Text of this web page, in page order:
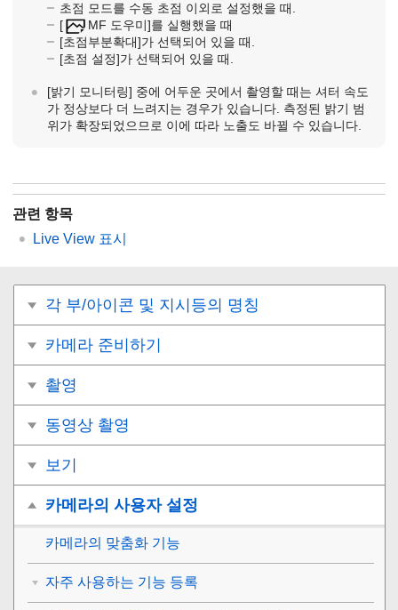
초점 모드를 수동 초점 이외로 설정했을 때.
[
MF 도우미]를 실행했을 때
[초점부분확대]가 선택되어 있을 때.
[초점 설정]가 선택되어 있을 때.
[밝기 모니터링] 중에 어두운 곳에서 촬영할 때는 셔터 속도
가 정상보다 더 느려지는 경우가 있습니다. 측정된 밝기 범
위가 확장되었으므로 이에 따라 노출도 바뀔 수 있습니다.
관련 항목
Live View 표시
각 부/아이콘 및 지시등의 명칭
카메라 준비하기
촬영
동영상 촬영
보기
카메라의 사용자 설정
카메라의 맞춤화 기능
자주 사용하는 기능 등록